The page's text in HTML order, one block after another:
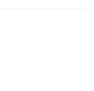
pytest, selenium,